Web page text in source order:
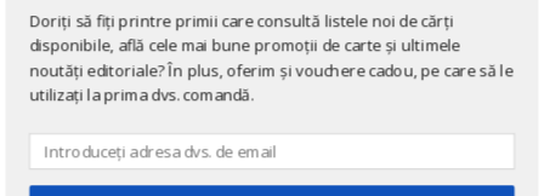
Doriți să fiți printre primii care consultă listele noi de cărți
disponibile, află cele mai bune promoții de carte și ultimele
noutăți editoriale? În plus, oferim și vouchere cadou, pe care să le
utilizați la prima dvs. comandă.